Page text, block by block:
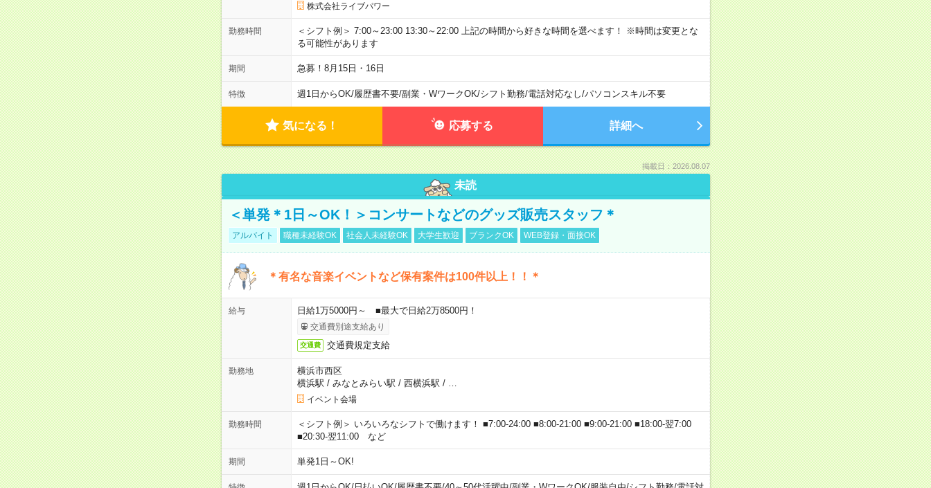
株式会社ライブパワー
勤務時間
＜シフト例＞ 7:00～23:00 13:30～22:00 上記の時間から好きな時間を選べます！ ※時間は変更とな
る可能性があります
期間 急募！8月15日・16日
特徴 週1日からOK/履歴書不要/副業・WワークOK/シフト勤務/電話対応なし/パソコンスキル不要
気になる！ 応募する 詳細へ
掲載日：2026.08.07
未読
＜単発＊1日～OK！＞コンサートなどのグッズ販売スタッフ＊
アルバイト 職種未経験OK 社会人未経験OK 大学生歓迎 ブランクOK WEB登録・面接OK
＊有名な音楽イベントなど保有案件は100件以上！！＊
給与 日給1万5000円～ ■最大で日給2万8500円！
交通費別途支給あり
交通費 交通費規定支給
勤務地
横浜市西区
横浜駅 / みなとみらい駅 / 西横浜駅 /
イベント会場
勤務時間
＜シフト例＞ いろいろなシフトで働けます！ ■7:00-24:00 ■8:00-21:00 ■9:00-21:00 ■18:00-翌7:00
■20:30-翌11:00 など
期間 単発1日～OK!